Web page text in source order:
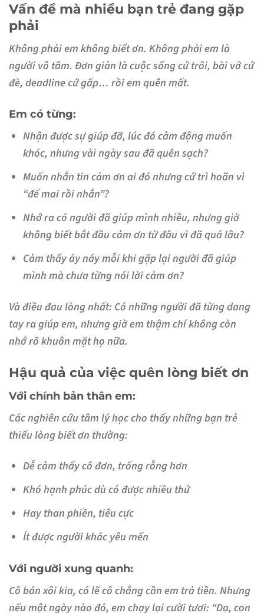
Vấn đề mà nhiều bạn trẻ đang gặp
phải
Không phải em không biết ơn. Không phải em là
người vô tâm. Đơn giản là cuộc sống cứ trôi, bài vở cứ
đè, deadline cứ gấp… rồi em quên mất.
Em có từng:
Nhận được sự giúp đỡ, lúc đó cảm động muốn
khóc, nhưng vài ngày sau đã quên sạch?
Muốn nhắn tin cảm ơn ai đó nhưng cứ trì hoãn vì
“để mai rồi nhắn”?
Nhớ ra có người đã giúp mình nhiều, nhưng giờ
không biết bắt đầu cảm ơn từ đâu vì đã quá lâu?
Cảm thấy áy náy mỗi khi gặp lại người đã giúp
mình mà chưa từng nói lời cảm ơn?
Và điều đau lòng nhất: Có những người đã từng dang
tay ra giúp em, nhưng giờ em thậm chí không còn
nhớ rõ khuôn mặt họ nữa.
Hậu quả của việc quên lòng biết ơn
Với chính bản thân em:
Các nghiên cứu tâm lý học cho thấy những bạn trẻ
thiếu lòng biết ơn thường:
Dễ cảm thấy cô đơn, trống rỗng hơn
Khó hạnh phúc dù có được nhiều thứ
Hay than phiền, tiêu cực
Ít được người khác yêu mến
Với người xung quanh:
Cô bán xôi kia, có lẽ cô chẳng cần em trả tiền. Nhưng
nếu một ngày nào đó, em chạy lại cười tươi: “Dạ, con